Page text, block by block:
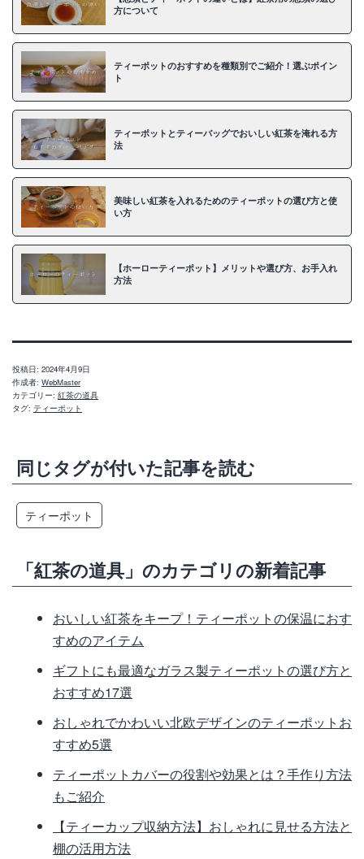
方について
ティーポットのおすすめを種類別でご紹介！選ぶポイン
ト
ティーポットとティーバッグでおいしい紅茶を淹れる方
法
美味しい紅茶を入れるためのティーポットの選び方と使
い方
【ホーローティーポット】メリットや選び方、お手入れ
方法
投稿日: 2024年4月9日
作成者: WebMaster
カテゴリー: 紅茶の道具
タグ: ティーポット
同じタグが付いた記事を読む
ティーポット
「紅茶の道具」のカテゴリの新着記事
おいしい紅茶をキープ！ティーポットの保温におす
すめのアイテム
ギフトにも最適なガラス製ティーポットの選び方と
おすすめ17選
おしゃれでかわいい北欧デザインのティーポットお
すすめ5選
ティーポットカバーの役割や効果とは？手作り方法
もご紹介
【ティーカップ収納方法】おしゃれに見せる方法と
棚の活用方法